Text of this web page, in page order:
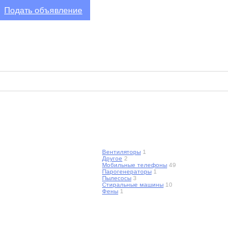
Подать объявление
Вентиляторы 1
Другое 2
Мобильные телефоны 49
Парогенераторы 1
Пылесосы 3
Стиральные машины 10
Фены 1